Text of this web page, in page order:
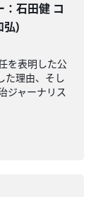
：石田健 コ
弘)
を表明した公
た理由、そし
ジャーナリス